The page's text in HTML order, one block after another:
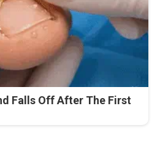
Falls Off After The First